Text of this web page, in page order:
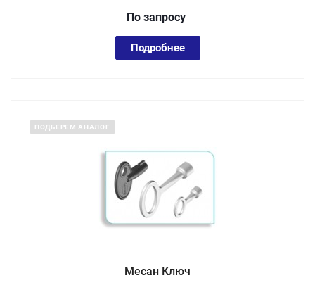
По запросу
Подробнее
ПОДБЕРЕМ АНАЛОГ
Месан Ключ